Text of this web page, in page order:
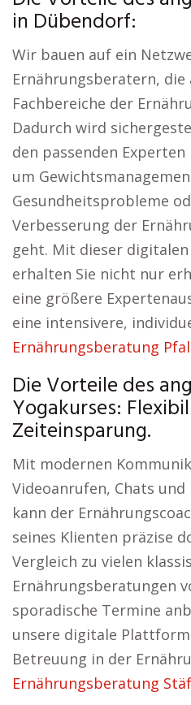
in Dübendorf:
Wir bauen auf ein
Ernährungsberatern, die
Fachbereiche der
Dadurch wird
den passenden
um
Gesundheitsprobleme
Verbesserung der
geht. Mit dieser
erhalten Sie nicht nur
eine größere
eine intensivere,
Ernährungsberatung
Die Vorteile des
Yogakurses:
Zeiteinsparung.
Mit modernen
Videoanrufen, Chats
kann der
seines Klienten präzise
Vergleich zu vielen
Ernährungsberatungen
sporadische Termine
unsere digitale
Betreuung in der
Ernährungsberatung